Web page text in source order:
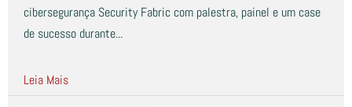
cibersegurança Security Fabric com palestra, painel e um case
de sucesso durante...
Leia Mais